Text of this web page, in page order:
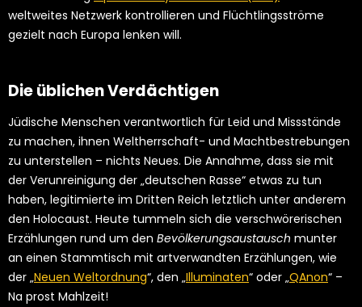
weltweites Netzwerk kontrollieren und Flüchtlingsströme
gezielt nach Europa lenken will.
Die üblichen Verdächtigen
Jüdische Menschen verantwortlich für Leid und Missstände
zu machen, ihnen Weltherrschaft- und Machtbestrebungen
zu unterstellen – nichts Neues. Die Annahme, dass sie mit
der Verunreinigung der „deutschen Rasse“ etwas zu tun
haben, legitimierte im Dritten Reich letztlich unter anderem
den Holocaust. Heute tummeln sich die verschwörerischen
Erzählungen rund um den Bevölkerungsaustausch munter
an einen Stammtisch mit artverwandten Erzählungen, wie
der „Neuen Weltordnung“, den „Illuminaten“ oder „QAnon“ –
Na prost Mahlzeit!